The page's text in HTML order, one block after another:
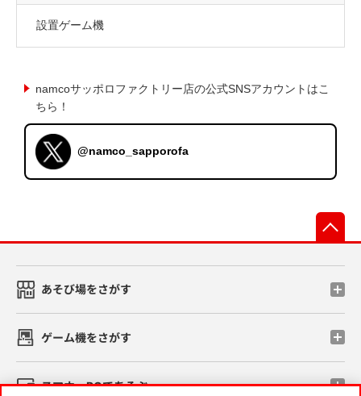
設置ゲーム機
namcoサッポロファクトリー店の公式SNSアカウントはこ
ちら！
@namco_sapporofa
あそび場をさがす
ゲーム機をさがす
スマホ・PCであそぶ